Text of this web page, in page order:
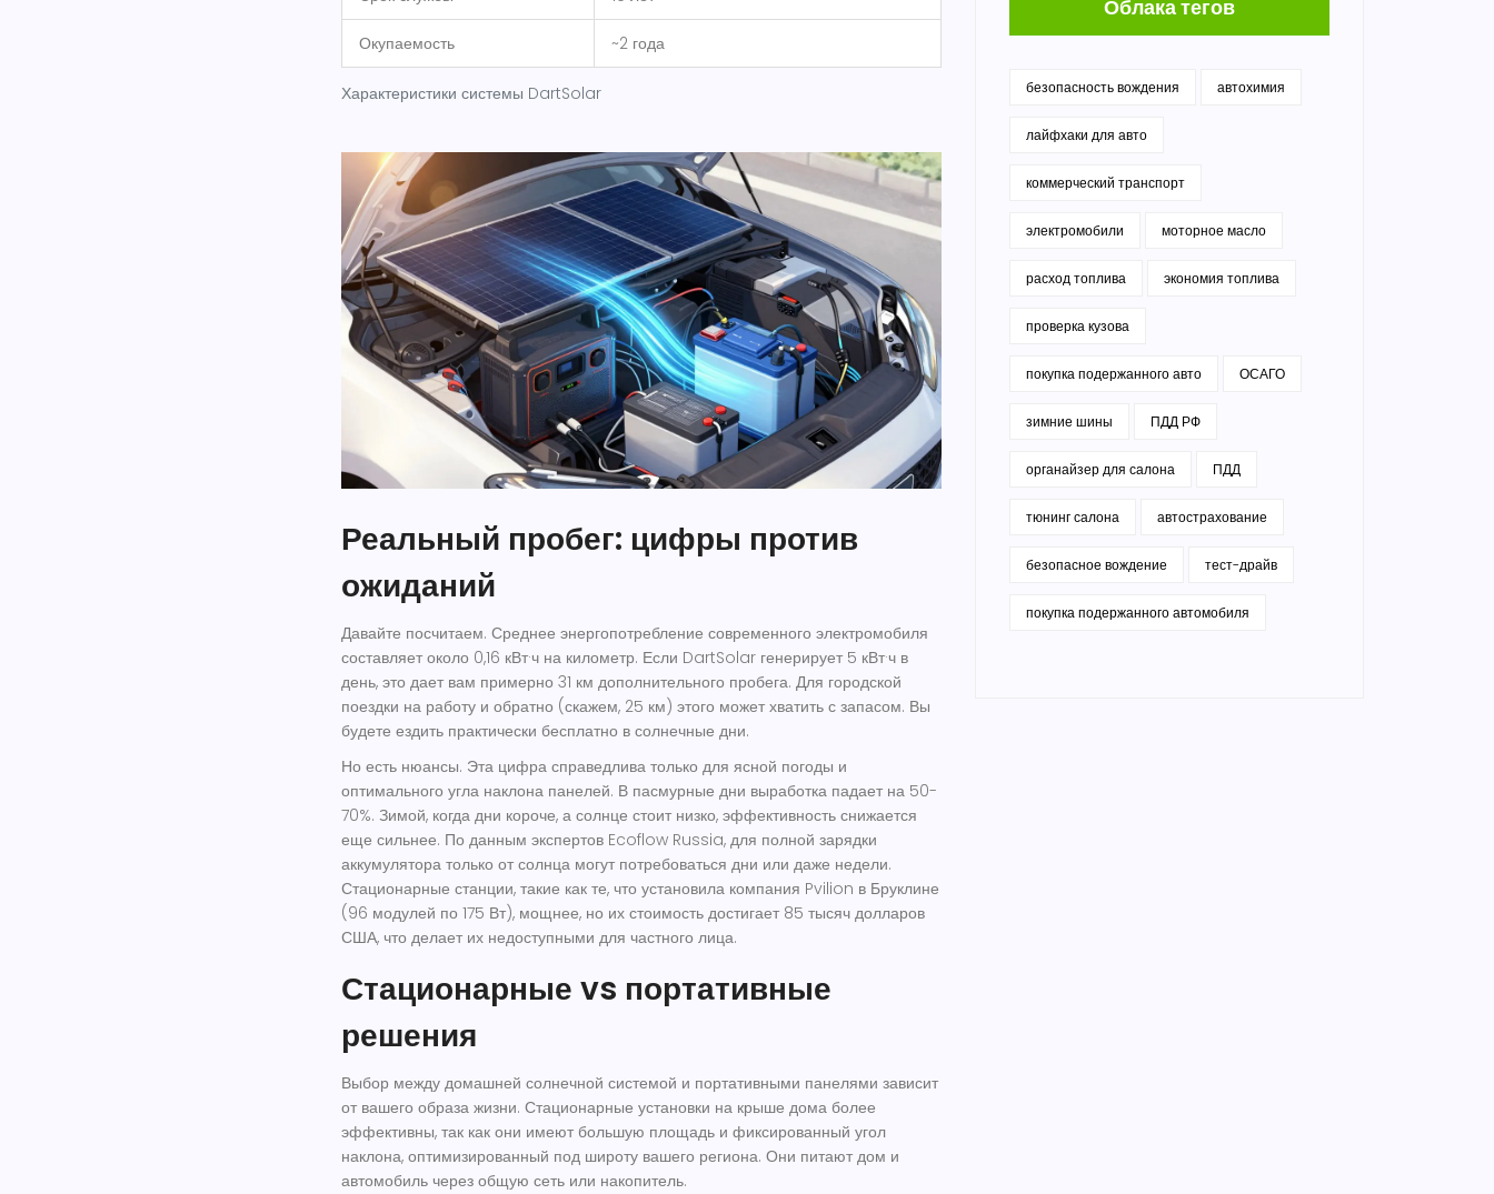
Характеристики системы DartSolar
Окупаемость ~2 года
Реальный пробег: цифры против
ожиданий
Давайте посчитаем. Среднее энергопотребление современного электромобиля
составляет около 0,16 кВт·ч на километр. Если DartSolar генерирует 5 кВт·ч в
день, это дает вам примерно 31 км дополнительного пробега. Для городской
поездки на работу и обратно (скажем, 25 км) этого может хватить с запасом. Вы
будете ездить практически бесплатно в солнечные дни.
Но есть нюансы. Эта цифра справедлива только для ясной погоды и
оптимального угла наклона панелей. В пасмурные дни выработка падает на 50-
70%. Зимой, когда дни короче, а солнце стоит низко, эффективность снижается
еще сильнее. По данным экспертов Ecoflow Russia, для полной зарядки
аккумулятора только от солнца могут потребоваться дни или даже недели.
Стационарные станции, такие как те, что установила компания Pvilion в Бруклине
(96 модулей по 175 Вт), мощнее, но их стоимость достигает 85 тысяч долларов
США, что делает их недоступными для частного лица.
Стационарные vs портативные
решения
Выбор между домашней солнечной системой и портативными панелями зависит
от вашего образа жизни. Стационарные установки на крыше дома более
эффективны, так как они имеют большую площадь и фиксированный угол
наклона, оптимизированный под широту вашего региона. Они питают дом и
автомобиль через общую сеть или накопитель.
Облака тегов
безопасность вождения автохимия
лайфхаки для авто
коммерческий транспорт
электромобили моторное масло
расход топлива экономия топлива
проверка кузова
покупка подержанного авто ОСАГО
зимние шины ПДД РФ
органайзер для салона ПДД
тюнинг салона автострахование
безопасное вождение тест-драйв
покупка подержанного автомобиля